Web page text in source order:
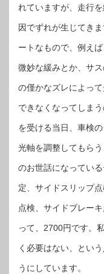
れていますが、走行
因でずれが生じてき
ートなもので、例え
微妙な緩みとか、サ
の僅かなズレによっ
できなくなってしま
を受ける当日、車検
光軸を調整してもら
のお世話になってい
定、サイドスリップ
点検、サイドブレー
って、2700円です。
く必要はない、とい
うにしています。